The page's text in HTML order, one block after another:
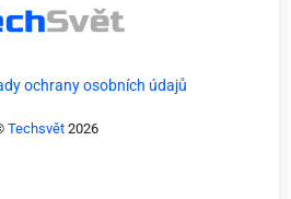
ochrany osobních údajů
Techsvět 2026